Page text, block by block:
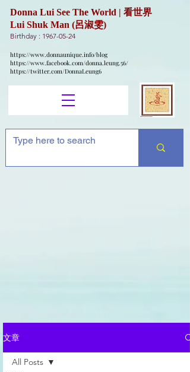
Donna Lui See The World | 看世界
Lui Shuk Man (呂淑雯)
Birthday : 1967-05-24
https://www.donnaunique.info/blog
https://www.facebook.com/donna.leung.56/
https://twitter.com/DonnaLeung6
文章
All Posts